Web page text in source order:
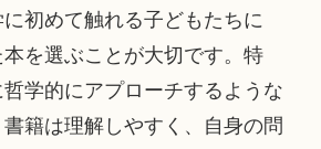
初めて触れる子どもたちに
を選ぶことが大切です。特
学的にアプローチするような
籍は理解しやすく、自身の問